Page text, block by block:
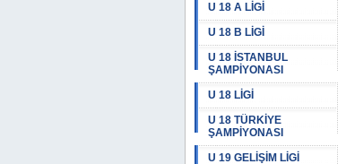
U 18 A LİGİ
U 18 B LİGİ
U 18 İSTANBUL
ŞAMPİYONASI
U 18 LİGİ
U 18 TÜRKİYE
ŞAMPİYONASI
U 19 GELİŞİM LİGİ